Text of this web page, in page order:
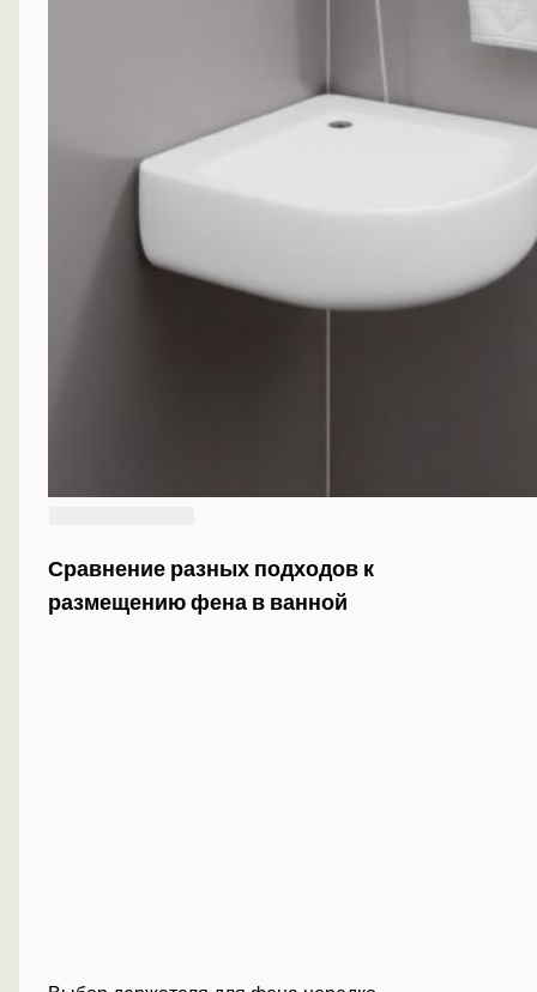
Сравнение разных подходов к
размещению фена в ванной